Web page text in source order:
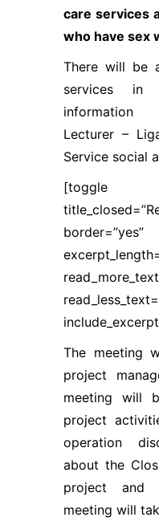
care services
who have sex
There will be
services in
information
Lecturer –
Service social
[toggle
The meeting
project
meeting will
project
operation
about the
project and
meeting will
lietotāja
vajadzībām.
glabāta
anonimizēti.
Lietotāja
sīkfaili
Palīdz mums
mājaslapas
apmeklējuma
laikā veiktās
darbības un
tādejādi
uzlabot tās
ikvienam
Izmantojamie
reģistrē tikai
darbības,
saglabājot
lietotāja
anonimitāti.
atsakāties no